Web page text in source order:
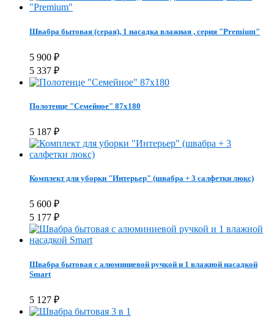
Швабра бытовая (серая), 1 насадка влажная , серия "Premium"
5 900 ₽
5 337 ₽
Полотенце "Семейное" 87х180
5 187 ₽
Комплект для уборки "Интерьер" (швабра + 3 салфетки люкс)
5 600 ₽
5 177 ₽
Швабра бытовая с алюминиевой ручкой и 1 влажной насадкой
Smart
5 127 ₽